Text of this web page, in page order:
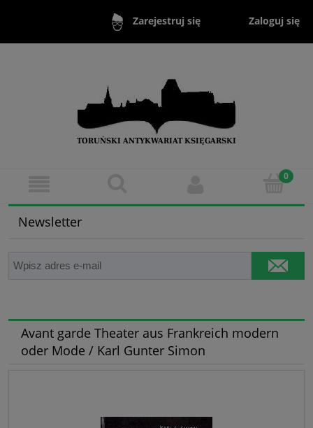
Zarejestruj się Zaloguj się
Newsletter
Avant garde Theater aus Frankreich modern
oder Mode / Karl Gunter Simon